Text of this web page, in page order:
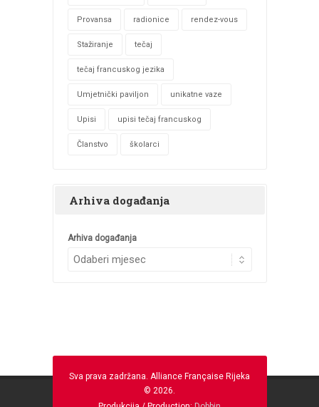
Provansa radionice rendez-vous
Stažiranje tečaj
tečaj francuskog jezika
Umjetnički paviljon unikatne vaze
Upisi upisi tečaj francuskog
Članstvo školarci
Arhiva događanja
Arhiva događanja
Sva prava zadržana. Alliance Française Rijeka
© 2026.